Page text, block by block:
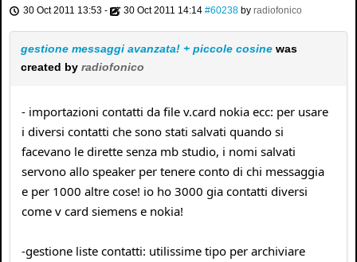
30 Oct 2011 13:53 - 30 Oct 2011 14:14 #60238 by radiofonico
gestione messaggi avanzata! + piccole cosine was
created by radiofonico
- importazioni contatti da file v.card nokia ecc: per usare
i diversi contatti che sono stati salvati quando si
facevano le dirette senza mb studio, i nomi salvati
servono allo speaker per tenere conto di chi messaggia
e per 1000 altre cose! io ho 3000 gia contatti diversi
come v card siemens e nokia!
-gestione liste contatti: utilissime tipo per archiviare